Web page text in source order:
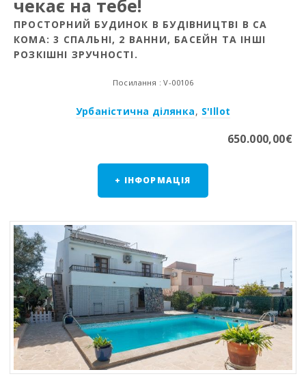
чекає на тебе!
ПРОСТОРНИЙ БУДИНОК В БУДІВНИЦТВІ В СА
КОМА: 3 СПАЛЬНІ, 2 ВАННИ, БАСЕЙН ТА ІНШІ
РОЗКІШНІ ЗРУЧНОСТІ.
Посилання : V-00106
Урбаністична ділянка, S'Illot
650.000,00€
+ ІНФОРМАЦІЯ